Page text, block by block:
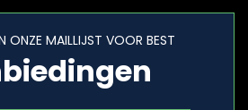
ONZE MAILLIJST VOOR BEST